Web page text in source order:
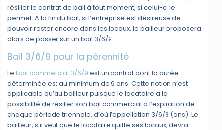
résilier le contrat de bail à tout moment, si celui-ci le
permet. A la fin du bail, si l’entreprise est désireuse de
pouvoir rester encore dans les locaux, le bailleur proposera
alors de passer sur un bail 3/6/9.
Bail 3/6/9 pour la pérennité
Le bail commercial 3/6/9 est un contrat dont la durée
déterminée est au minimum de 9 ans. Cette notion n’est
applicable qu’au bailleur puisque le locataire a la
possibilité de résilier son bail commercial à l’expiration de
chaque période triennale, d’où l’appellation 3/6/9 (ans). Le
bailleur, s’il veut que le locataire quitte ses locaux, devra